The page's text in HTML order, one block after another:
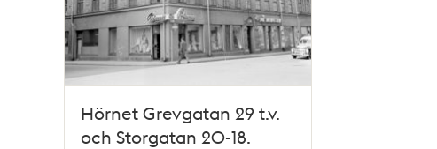
Hörnet Grevgatan 29 t.v.
och Storgatan 20-18.